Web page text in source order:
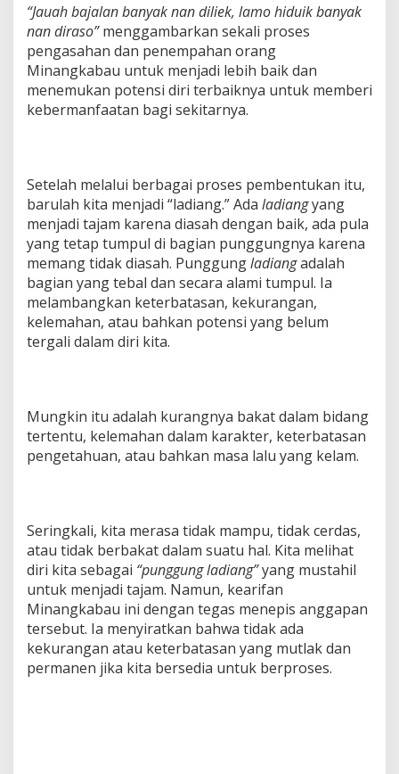
“Jauah bajalan banyak nan diliek, lamo hiduik banyak
nan diraso”menggambarkan sekali proses
pengasahan dan penempahan orang
Minangkabau untuk menjadi lebih baik dan
menemukan potensi diri terbaiknya untuk memberi
kebermanfaatan bagi sekitarnya.
Setelah melalui berbagai proses pembentukan itu,
barulah kita menjadi “ladiang.” Ada ladiangyang
menjadi tajam karena diasah dengan baik, ada pula
yang tetap tumpul di bagian punggungnya karena
memang tidak diasah. Punggungladiangadalah
bagian yang tebal dan secara alami tumpul. Ia
melambangkan keterbatasan, kekurangan,
kelemahan, atau bahkan potensi yang belum
tergali dalam diri kita.
Mungkin itu adalah kurangnya bakat dalam bidang
tertentu, kelemahan dalam karakter, keterbatasan
pengetahuan, atau bahkan masa lalu yang kelam.
Seringkali, kita merasa tidak mampu, tidak cerdas,
atau tidak berbakat dalam suatu hal. Kita melihat
diri kita sebagai “punggung ladiang”yang mustahil
untuk menjadi tajam. Namun, kearifan
Minangkabau ini dengan tegas menepis anggapan
tersebut. Ia menyiratkan bahwa tidak ada
kekurangan atau keterbatasan yang mutlak dan
permanen jika kita bersedia untuk berproses.